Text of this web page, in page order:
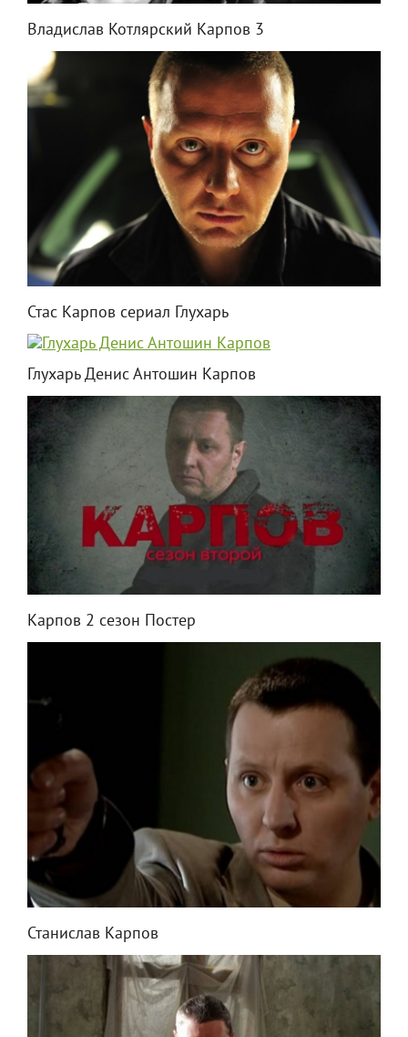
Владислав Котлярский Карпов 3
Стас Карпов сериал Глухарь
Глухарь Денис Антошин Карпов
Карпов 2 сезон Постер
Станислав Карпов